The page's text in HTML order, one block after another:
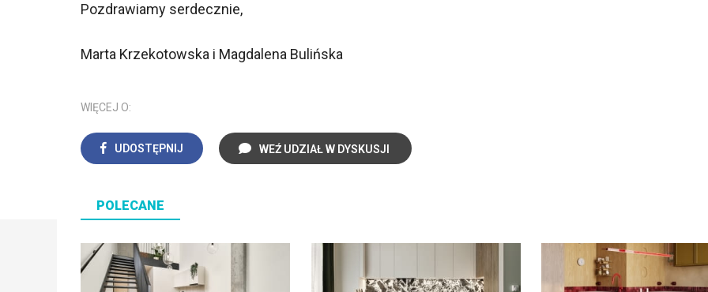
Pozdrawiamy serdecznie,
Marta Krzekotowska i Magdalena Bulińska
WIĘCEJ O:
UDOSTĘPNIJ WEŹ UDZIAŁ W DYSKUSJI
POLECANE